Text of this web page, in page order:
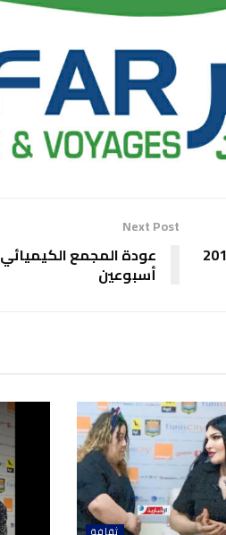
من 21 جويلية 2015
Next Post
عودة المجمع
أسبوعين
ثقافة